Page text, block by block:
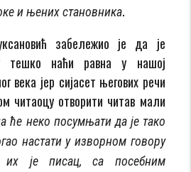
и њених становника.
забележио је да је
тешко наћи равна у нашој
века јер сијасет његових речи
читаоцу отворити читав мали
ће неко посумњати да је тако
настати у изворном говору
је писац, са посебним